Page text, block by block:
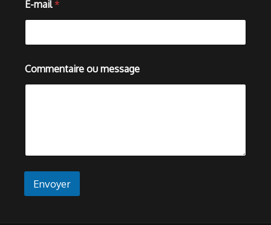
E-mail *
o
m
a
e
Commentaire ou message
Envoyer